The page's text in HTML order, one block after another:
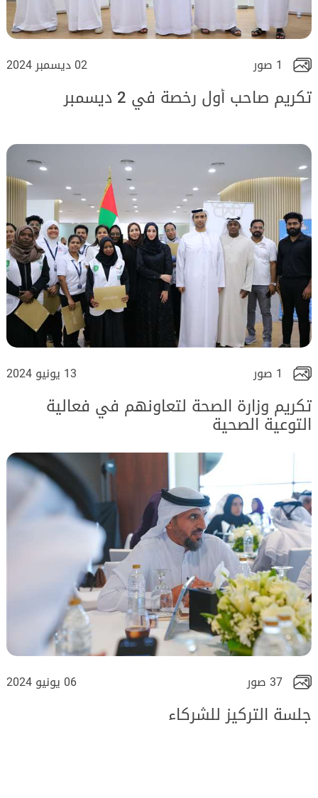
1 صور 02 ديسمبر 2024
تكريم صاحب أول رخصة في 2 ديسمبر
1 صور 13 يونيو 2024
تكريم وزارة الصحة لتعاونهم في فعالية
التوعية الصحية
37 صور 06 يونيو 2024
جلسة التركيز للشركاء